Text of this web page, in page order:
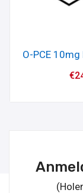
O-PCE
€